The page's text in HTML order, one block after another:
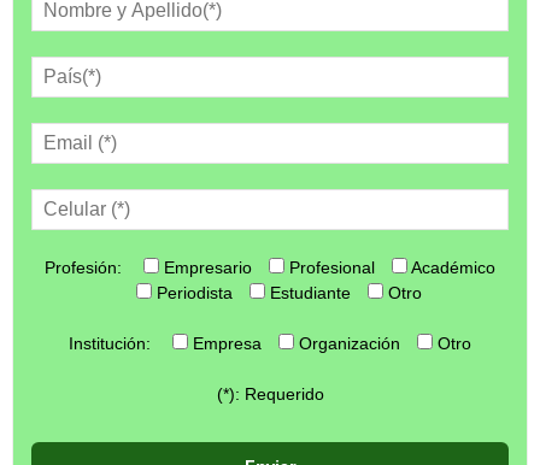
Profesión: Empresario Profesional
Académico
Periodista
Estudiante Otro
Institución: Empresa Organización Otro
(*): Requerido